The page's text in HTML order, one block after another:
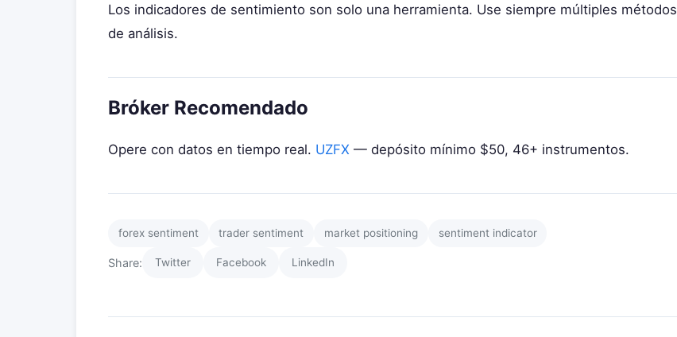
Los indicadores de sentimiento son solo una herramienta. Use siempre múltiples métodos
de análisis.
Bróker Recomendado
Opere con datos en tiempo real. UZFX — depósito mínimo $50, 46+ instrumentos.
forex sentiment trader sentiment market positioning sentiment indicator
Share: Twitter Facebook LinkedIn